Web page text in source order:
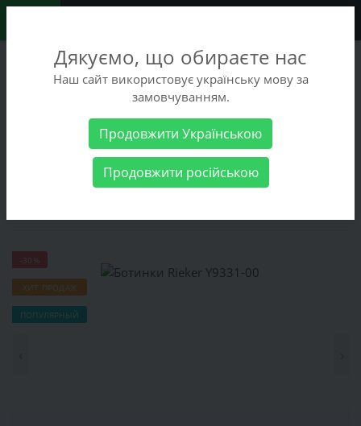
+38 (068) 486-90-09
+38 (093) 486-90-09
Женские товары Женская обувь Ботинки
ХИТ ПРОДАЖ
ПОПУЛЯРНЫЙ
Дякуємо, що обираєте нас
Наш сайт використовує українську мову за
замовчуванням.
Продовжити Українською
Продовжити російською